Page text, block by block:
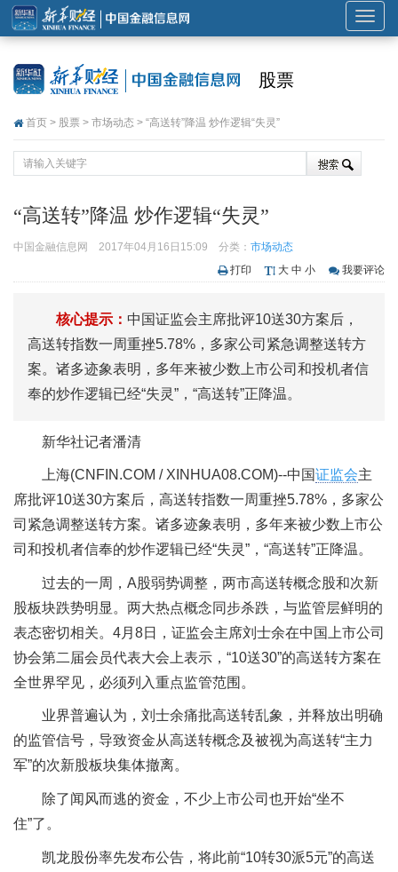
展
开
股票
首页 > 股票 > 市场动态 > “高送转”降温 炒作逻辑“失灵”
“高送转”降温 炒作逻辑“失灵”
中国金融信息网 2017年04月16日15:09 分类： 市场动态
打印
大 中 小 我要评论
核心提示： 中国证监会主席批评10送30方案后，
高送转指数一周重挫5.78%，多家公司紧急调整送转方
案。诸多迹象表明，多年来被少数上市公司和投机者信
奉的炒作逻辑已经“失灵”，“高送转”正降温。
新华社记者潘清
上海(CNFIN.COM / XINHUA08.COM)--中国证监会主
席批评10送30方案后，高送转指数一周重挫5.78%，多家公
司紧急调整送转方案。诸多迹象表明，多年来被少数上市公
司和投机者信奉的炒作逻辑已经“失灵”，“高送转”正降温。
过去的一周，A股弱势调整，两市高送转概念股和次新
股板块跌势明显。两大热点概念同步杀跌，与监管层鲜明的
表态密切相关。4月8日，证监会主席刘士余在中国上市公司
协会第二届会员代表大会上表示，“10送30”的高送转方案在
全世界罕见，必须列入重点监管范围。
业界普遍认为，刘士余痛批高送转乱象，并释放出明确
的监管信号，导致资金从高送转概念及被视为高送转“主力
军”的次新股板块集体撤离。
除了闻风而逃的资金，不少上市公司也开始“坐不
住”了。
凯龙股份率先发布公告，将此前“10转30派5元”的高送